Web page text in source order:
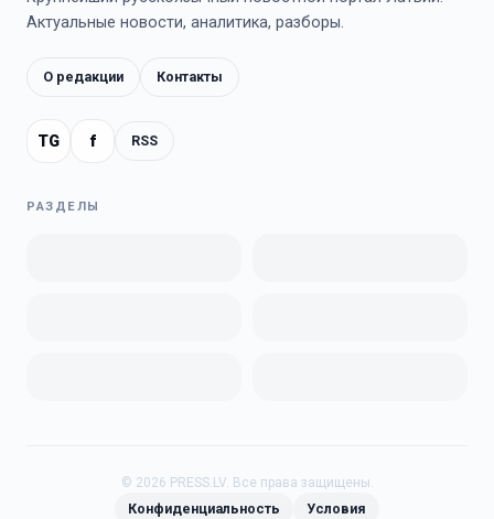
Актуальные новости, аналитика, разборы.
О редакции Контакты
TG f RSS
РАЗДЕЛЫ
© 2026 PRESS.LV. Все права защищены.
Конфиденциальность Условия